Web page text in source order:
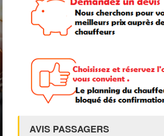
AVIS PASSAGERS